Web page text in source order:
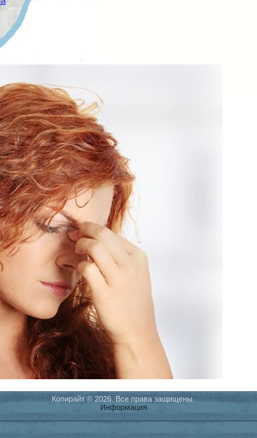
Копирайт © 2026. Все права защищены.
Информация